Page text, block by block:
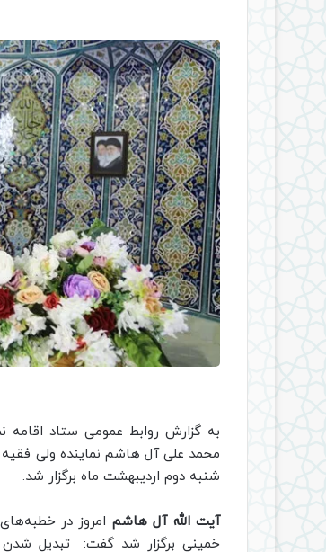
به گزارش روابط عمومی ستاد اقامه
محمد علی آل هاشم نماینده ولی فقیه
شنبه دوم اردیبهشت ماه برگزار شد.
آیت الله آل هاشم امروز در
خمینی برگزار شد گفت: تبدیل شدن